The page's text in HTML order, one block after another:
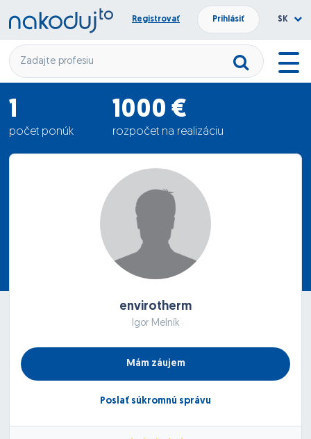
Registrovať Prihlásiť SK
1
počet ponúk
1000 €
rozpočet na realizáciu
600 €
envirotherm
Igor Melník
Mám záujem
Poslať súkromnú správu